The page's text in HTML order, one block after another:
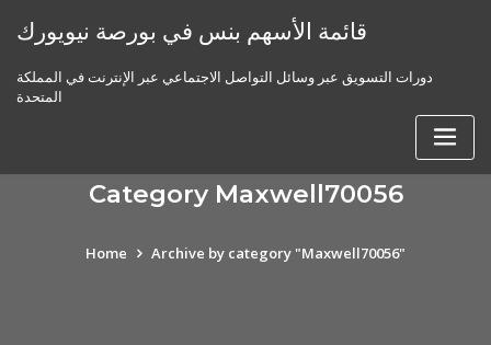
قائمة الأسهم بنس في بورصة نيويورك
دورات التسويق عبر وسائل التواصل الاجتماعي عبر الإنترنت في المملكة
المتحدة
Category Maxwell70056
Home Archive by category "Maxwell70056"